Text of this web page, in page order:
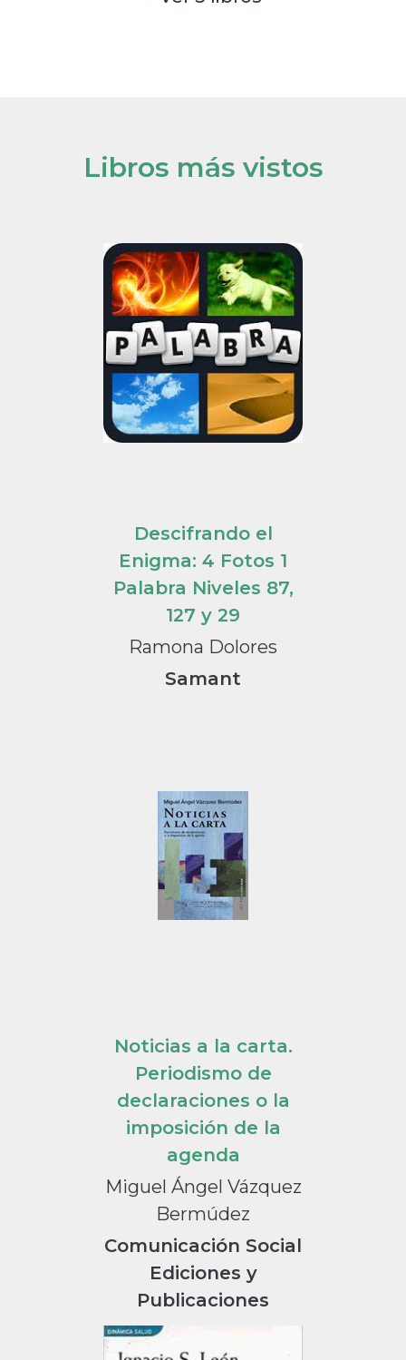
Libros más vistos
Descifrando el
Enigma: 4 Fotos 1
Palabra Niveles 87,
127 y 29
Ramona Dolores
Samant
Noticias a la carta.
Periodismo de
declaraciones o la
imposición de la
agenda
Miguel Ángel Vázquez
Bermúdez
Comunicación Social
Ediciones y
Publicaciones